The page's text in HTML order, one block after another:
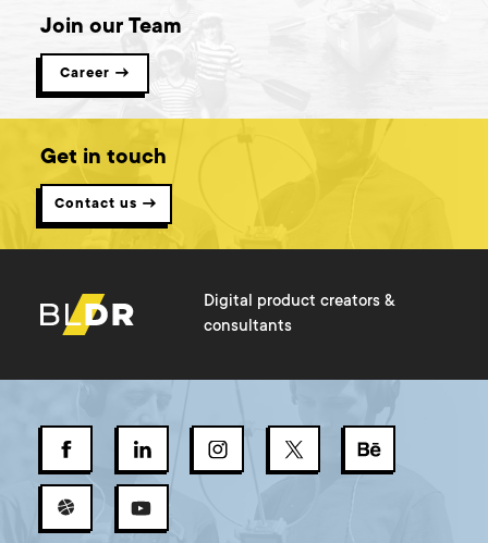
Join our Team
Career →
Get in touch
Contact us →
Digital product creators &
consultants